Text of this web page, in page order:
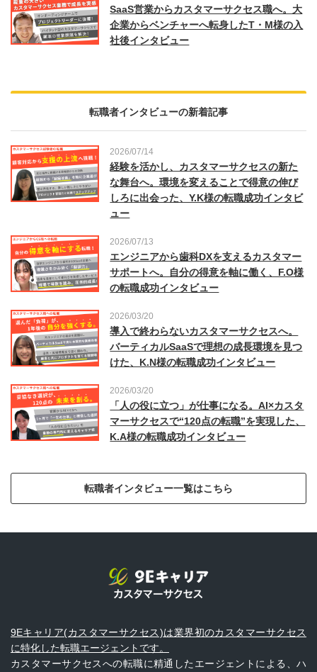
SaaS営業からカスタマーサクセス職へ。大
企業からベンチャーへ転身したT・M様の入
社後インタビュー
転職者インタビューの新着記事
2026/07/14
経験を活かし、カスタマーサクセスの新た
な舞台へ。環境を変えることで得意の伸び
しろに出会った、Y.K様の転職成功インタビ
ュー
2026/07/13
エンジニアから歯科DXを支えるカスタマー
サポートへ。自分の得意を軸に働く、F.O様
の転職成功インタビュー
2026/03/20
導入で終わらないカスタマーサクセスへ。
バーティカルSaaSで理想の成長環境を見つ
けた、K.N様の転職成功インタビュー
2026/03/20
「人の役に立つ」が仕事になる。AI×カスタ
マーサクセスで“120点の転職”を実現した、
K.A様の転職成功インタビュー
転職者インタビュー一覧はこちら
9Eキャリア(カスタマーサクセス)は業界初のカスタマーサクセス
に特化した転職エージェントです。
カスタマーサクセスへの転職に精通したエージェントによる、ハ